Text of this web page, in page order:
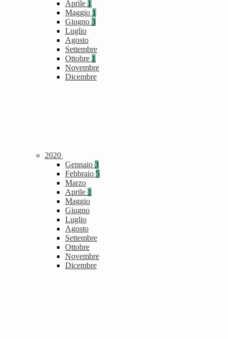
Aprile 1
Maggio 1
Giugno 3
Luglio
Agosto
Settembre
Ottobre 1
Novembre
Dicembre
2020
Gennaio 3
Febbraio 5
Marzo
Aprile 1
Maggio
Giugno
Luglio
Agosto
Settembre
Ottobre
Novembre
Dicembre